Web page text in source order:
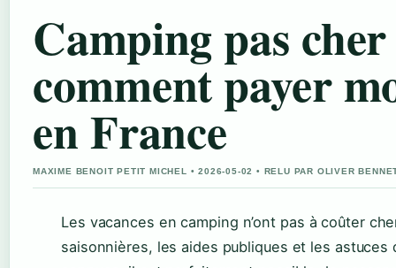
Camping pas
comment payer
en France
MAXIME BENOIT PETIT MICHEL • 2026-05-02 • RELU PAR OLIVER
Les vacances en camping n’ont pas à coûter
saisonnières, les aides publiques et les astuces